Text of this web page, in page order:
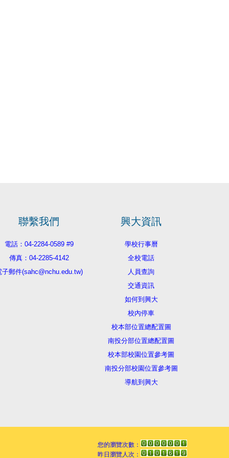
聯繫我們
電話：04-2284-0589 #9
傳真：04-2285-4142
子郵件(sahc@nchu.edu.tw)
興大資訊
學校行事曆
全校電話
人員查詢
交通資訊
如何到興大
校內停車
校本部位置總配置圖
南投分部位置總配置圖
校本部校園位置參考圖
南投分部校園位置參考圖
導航到興大
您的瀏覽次數：
昨日瀏覽人次：